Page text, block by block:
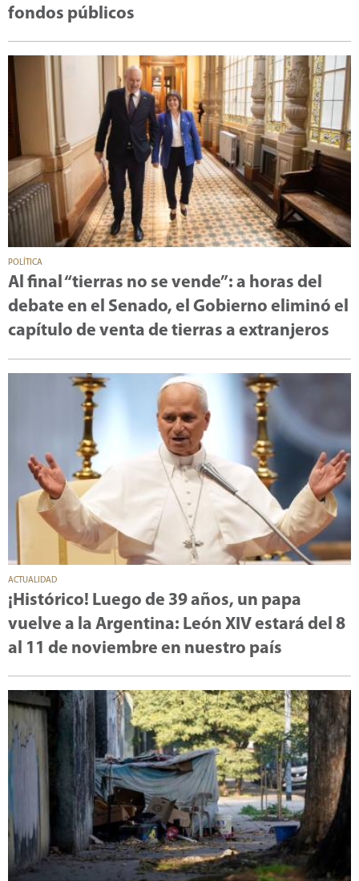
fondos públicos
POLÍTICA
Al final “tierras no se vende”: a horas del
debate en el Senado, el Gobierno eliminó el
capítulo de venta de tierras a extranjeros
ACTUALIDAD
¡Histórico! Luego de 39 años, un papa
vuelve a la Argentina: León XIV estará del 8
al 11 de noviembre en nuestro país